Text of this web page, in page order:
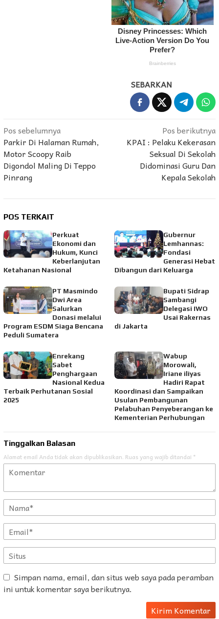
SEBARKAN
Navigasi
pos
Pos sebelumnya
Parkir Di Halaman Rumah,
Motor Scoopy Raib
Digondol Maling Di Teppo
Pinrang
Pos berikutnya
KPAI : Pelaku Kekerasan
Seksual Di Sekolah
Didominasi Guru Dan
Kepala Sekolah
POS TERKAIT
Perkuat
Ekonomi dan
Hukum, Kunci
Keberlanjutan
Ketahanan Nasional
Gubernur
Lemhannas:
Fondasi
Generasi Hebat
Dibangun dari Keluarga
PT Masmindo
Dwi Area
Salurkan
Donasi melalui
Program ESDM Siaga Bencana
Peduli Sumatera
Bupati Sidrap
Sambangi
Delegasi IWO
Usai Rakernas
di Jakarta
Enrekang
Sabet
Penghargaan
Nasional Kedua
Terbaik Perhutanan Sosial
2025
Wabup
Morowali,
Iriane iliyas
Hadiri Rapat
Koordinasi dan Sampaikan
Usulan Pembangunan
Pelabuhan Penyeberangan ke
Kementerian Perhubungan
Tinggalkan Balasan
Alamat email Anda tidak akan dipublikasikan. Ruas yang wajib ditandai *
Simpan nama, email, dan situs web saya pada peramban
ini untuk komentar saya berikutnya.